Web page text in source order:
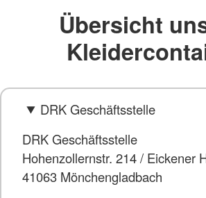
Übersicht
DRK Geschäftsstelle
DRK Geschäftsstelle
Hohenzollernstr. 214 / Eickener
41063 Mönchengladbach